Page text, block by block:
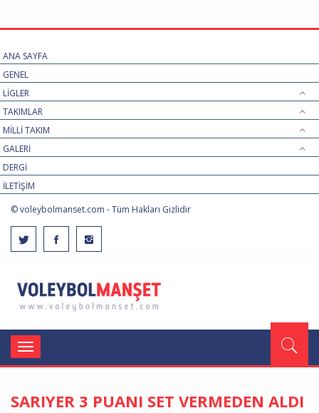
ANA SAYFA
GENEL
LİGLER
TAKIMLAR
MİLLİ TAKIM
GALERİ
DERGİ
İLETİŞİM
© voleybolmanset.com - Tüm Hakları Gizlidir
Toggle
navigation
SARIYER 3 PUANI SET VERMEDEN ALDI